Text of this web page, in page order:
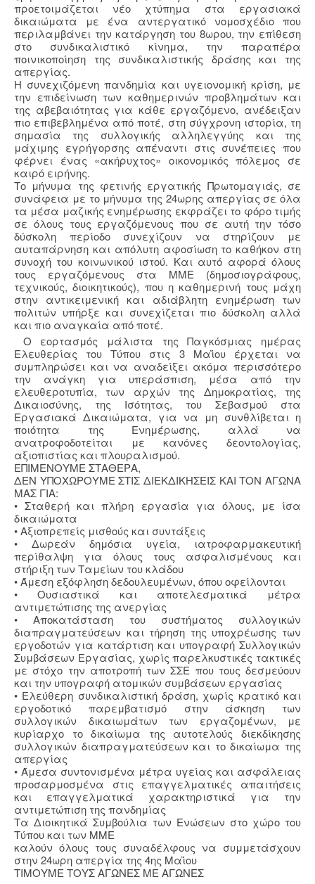
προετοιμάζεται νέο χτύπημα στα εργασιακά
δικαιώματα με ένα αντεργατικό νομοσχέδιο που
περιλαμβάνει την κατάργηση του 8ωρου, την επίθεση
στο συνδικαλιστικό κίνημα, την παραπέρα
ποινικοποίηση της συνδικαλιστικής δράσης και της
απεργίας.
Η συνεχιζόμενη πανδημία και υγειονομική κρίση, με
την επιδείνωση των καθημερινών προβλημάτων και
της αβεβαιότητας για κάθε εργαζόμενο, ανέδειξαν
πιο επιβεβλημένα από ποτέ, στη σύγχρονη ιστορία, τη
σημασία της συλλογικής αλληλεγγύης και της
μάχιμης εγρήγορσης απέναντι στις συνέπειες που
φέρνει ένας «ακήρυχτος» οικονομικός πόλεμος σε
καιρό ειρήνης.
Το μήνυμα της φετινής εργατικής Πρωτομαγιάς, σε
συνάφεια με το μήνυμα της 24ωρης απεργίας σε όλα
τα μέσα μαζικής ενημέρωσης εκφράζει το φόρο τιμής
σε όλους τους εργαζόμενους που σε αυτή την τόσο
δύσκολη περίοδο συνεχίζουν να στηρίζουν με
αυταπάρνηση και απόλυτη αφοσίωση το καθήκον στη
συνοχή του κοινωνικού ιστού. Και αυτό αφορά όλους
τους εργαζόμενους στα ΜΜΕ (δημοσιογράφους,
τεχνικούς, διοικητικούς), που η καθημερινή τους μάχη
στην αντικειμενική και αδιάβλητη ενημέρωση των
πολιτών υπήρξε και συνεχίζεται πιο δύσκολη αλλά
και πιο αναγκαία από ποτέ.
Ο εορτασμός μάλιστα της Παγκόσμιας ημέρας
Ελευθερίας του Τύπου στις 3 Μαΐου έρχεται να
συμπληρώσει και να αναδείξει ακόμα περισσότερο
την ανάγκη για υπεράσπιση, μέσα από την
ελευθεροτυπία, των αρχών της Δημοκρατίας, της
Δικαιοσύνης, της Ισότητας, του Σεβασμού στα
Εργασιακά Δικαιώματα, για να μη συνθλίβεται η
ποιότητα της Ενημέρωσης, αλλά να
ανατροφοδοτείται με κανόνες δεοντολογίας,
αξιοπιστίας και πλουραλισμού.
ΕΠΙΜΕΝΟΥΜΕ ΣΤΑΘΕΡΑ,
ΔΕΝ ΥΠΟΧΩΡΟΥΜΕ ΣΤΙΣ ΔΙΕΚΔΙΚΗΣΕΙΣ ΚΑΙ ΤΟΝ ΑΓΩΝΑ
ΜΑΣ ΓΙΑ:
• Σταθερή και πλήρη εργασία για όλους, με ίσα
δικαιώματα
• Αξιοπρεπείς μισθούς και συντάξεις
• Δωρεάν δημόσια υγεία, ιατροφαρμακευτική
περίθαλψη για όλους τους ασφαλισμένους και
στήριξη των Ταμείων του κλάδου
• Άμεση εξόφληση δεδουλευμένων, όπου οφείλονται
• Ουσιαστικά και αποτελεσματικά μέτρα
αντιμετώπισης της ανεργίας
• Αποκατάσταση του συστήματος συλλογικών
διαπραγματεύσεων και τήρηση της υποχρέωσης των
εργοδοτών για κατάρτιση και υπογραφή Συλλογικών
Συμβάσεων Εργασίας, χωρίς παρελκυστικές τακτικές
με στόχο την αποτροπή των ΣΣΕ που τους δεσμεύουν
και την υπογραφή ατομικών συμβάσεων εργασίας
• Ελεύθερη συνδικαλιστική δράση, χωρίς κρατικό και
εργοδοτικό παρεμβατισμό στην άσκηση των
συλλογικών δικαιωμάτων των εργαζομένων, με
κυρίαρχο το δικαίωμα της αυτοτελούς διεκδίκησης
συλλογικών διαπραγματεύσεων και το δικαίωμα της
απεργίας
• Άμεσα συντονισμένα μέτρα υγείας και ασφάλειας
προσαρμοσμένα στις επαγγελματικές απαιτήσεις
και επαγγελματικά χαρακτηριστικά για την
αντιμετώπιση της πανδημίας
Τα Διοικητικά Συμβούλια των Ενώσεων στο χώρο του
Τύπου και των ΜΜΕ
καλούν όλους τους συναδέλφους να συμμετάσχουν
στην 24ωρη απεργία της 4ης Μαΐου
ΤΙΜΟΥΜΕ ΤΟΥΣ ΑΓΩΝΕΣ ΜΕ ΑΓΩΝΕΣ